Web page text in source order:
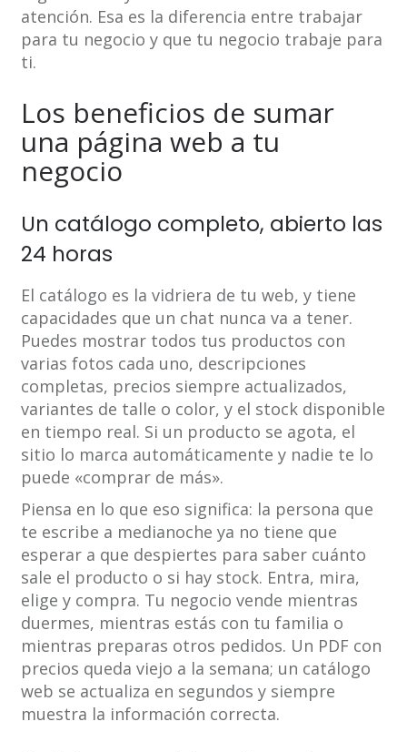
atención. Esa es la diferencia entre trabajar
para tu negocio y que tu negocio trabaje para
ti.
Los beneficios de sumar
una página web a tu
negocio
Un catálogo completo, abierto las
24 horas
El catálogo es la vidriera de tu web, y tiene
capacidades que un chat nunca va a tener.
Puedes mostrar todos tus productos con
varias fotos cada uno, descripciones
completas, precios siempre actualizados,
variantes de talle o color, y el stock disponible
en tiempo real. Si un producto se agota, el
sitio lo marca automáticamente y nadie te lo
puede «comprar de más».
Piensa en lo que eso significa: la persona que
te escribe a medianoche ya no tiene que
esperar a que despiertes para saber cuánto
sale el producto o si hay stock. Entra, mira,
elige y compra. Tu negocio vende mientras
duermes, mientras estás con tu familia o
mientras preparas otros pedidos. Un PDF con
precios queda viejo a la semana; un catálogo
web se actualiza en segundos y siempre
muestra la información correcta.